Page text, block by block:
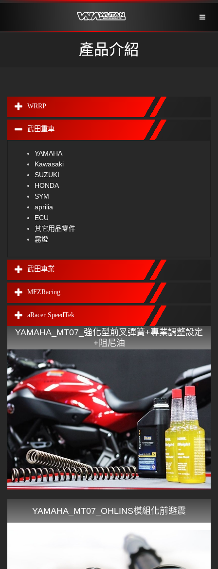
產品介紹
WRRP
武田重車
YAMAHA
Kawasaki
SUZUKI
HONDA
SYM
aprilia
ECU
其它用品零件
霧燈
武田車業
MFZRacing
aRacer SpeedTek
YAMAHA_MT07_強化型前叉彈簧+專業調整設定
+阻尼油
YAMAHA_MT07_OHLINS模組化前避震